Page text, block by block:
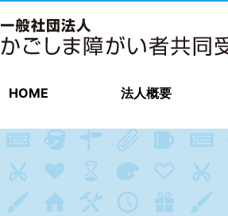
HOME 法人概要